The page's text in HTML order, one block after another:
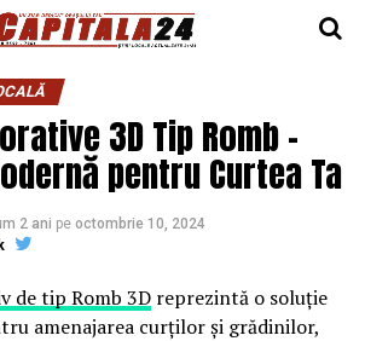
3D Tip Romb –
pentru Curtea Ta
2 ani pe octombrie 10, 2024
de tip Romb 3Dreprezintă o soluție
amenajarea curților și grădinilor,